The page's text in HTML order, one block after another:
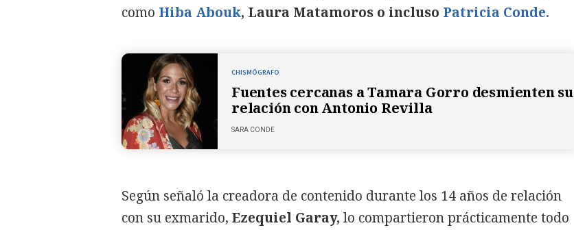
como Hiba Abouk, Laura Matamoros o incluso Patricia Conde.
CHISMÓGRAFO
Fuentes cercanas a Tamara Gorro desmienten su
relación con Antonio Revilla
SARA CONDE
Según señaló la creadora de contenido durante los 14 años de relación
con su exmarido, Ezequiel Garay, lo compartieron prácticamente todo